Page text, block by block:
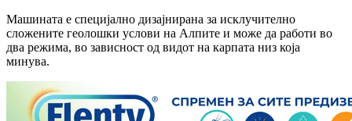
Машината е специјално дизајнирана за исклучително
сложените геолошки услови на Алпите и може да работи во
два режима, во зависност од видот на карпата низ која
минува.